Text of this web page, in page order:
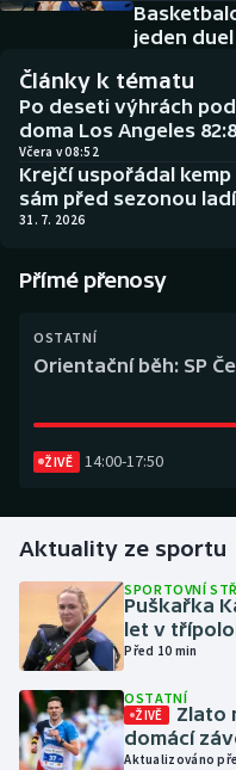
Baseball a softbal
Basketbal
Biatlon
Boby a skeleton
Box
Curling
Golf
Gymnastika
Házená
Jezdectví
Historické návraty
Aplikace ČT sport
AZ kvíz
jeden
Články k tématu
Po deseti výhrách
doma Los Angeles
Včera v 08:52
Krejčí uspořádal
sám před sezonou
31. 7. 2026
Přímé přenosy
OSTATNÍ
Orientační běh: SP
ŽIVĚ 14:00-17:50
Aktuality ze sportu
SPORTOVNÍ
Puškařka
let v
Před 10 min
OSTATNÍ
ŽIVĚ
Zlato
domácí
Aktualizováno